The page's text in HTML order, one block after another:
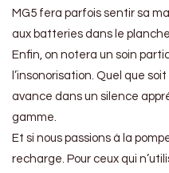
MG5 fera parfois sentir sa
aux batteries dans le
Enfin, on notera un soin
l’insonorisation. Quel que
avance dans un silence
gamme.
Et si nous passions à la
recharge. Pour ceux qui